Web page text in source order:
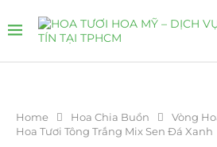
Home Hoa Chia Buồn
Vòng
Hoa Tươi Tông Trắng Mix Sen Đá Xanh